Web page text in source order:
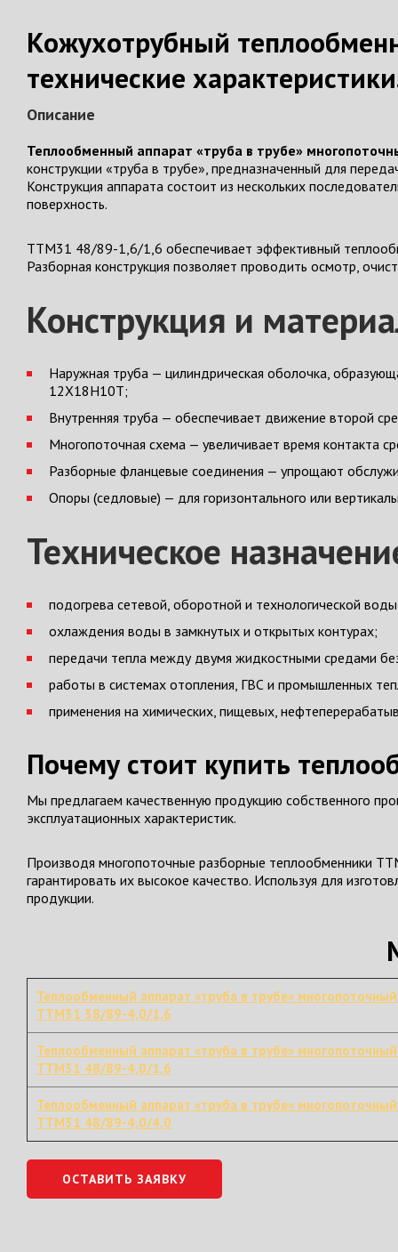
Кожухотрубный
технические
Описание
Теплообменный аппарат «труба в трубе»
конструкции «труба в трубе», предназначенный для
Конструкция аппарата состоит из нескольких
поверхность.
ТТМ31 48/89-1,6/1,6 обеспечивает эффективный
Разборная конструкция позволяет проводить осмотр,
Конструкция и
Наружная труба — цилиндрическая оболочка,
12Х18Н10Т;
Внутренняя труба — обеспечивает движение второй
Многопоточная схема — увеличивает время контакта
Разборные фланцевые соединения — упрощают
Опоры (седловые) — для горизонтального или
Техническое
подогрева сетевой, оборотной и технологической
охлаждения воды в замкнутых и открытых контурах;
передачи тепла между двумя жидкостными средами
работы в системах отопления, ГВС и промышленных
применения на химических, пищевых,
Почему стоит купить
Мы предлагаем качественную продукцию собственного
эксплуатационных характеристик.
Производя многопоточные разборные теплообменники
гарантировать их высокое качество. Используя для
продукции.
Теплообменный аппарат «труба в трубе»
ТТМ31 38/89-4,0/1,6
Теплообменный аппарат «труба в трубе»
ТТМ31 48/89-4,0/1,6
Теплообменный аппарат «труба в трубе»
ТТМ31 48/89-4,0/4,0
ОСТАВИТЬ ЗАЯВКУ